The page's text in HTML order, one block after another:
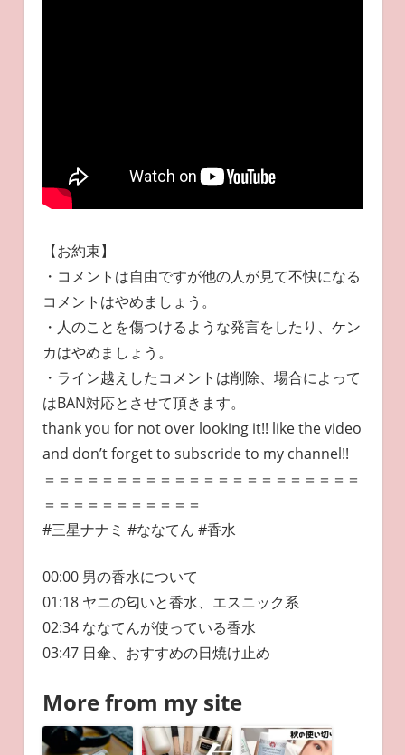
【お約束】
・コメントは自由ですが他の人が見て不快になる
コメントはやめましょう。
・人のことを傷つけるような発言をしたり、ケン
カはやめましょう。
・ライン越えしたコメントは削除、場合によって
はBAN対応とさせて頂きます。
thank you for not over looking it!! like the video
and don’t forget to subscride to my channel!!
＝＝＝＝＝＝＝＝＝＝＝＝＝＝＝＝＝＝＝＝＝＝
＝＝＝＝＝＝＝＝＝＝＝
#三星ナナミ #ななてん #香水
00:00 男の香水について
01:18 ヤニの匂いと香水、エスニック系
02:34 ななてんが使っている香水
03:47 日傘、おすすめの日焼け止め
More from my site